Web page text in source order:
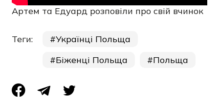
Артем та Едуард розповіли про свій вчинок
Теги:
Українці Польща
Біженці Польща
Польща